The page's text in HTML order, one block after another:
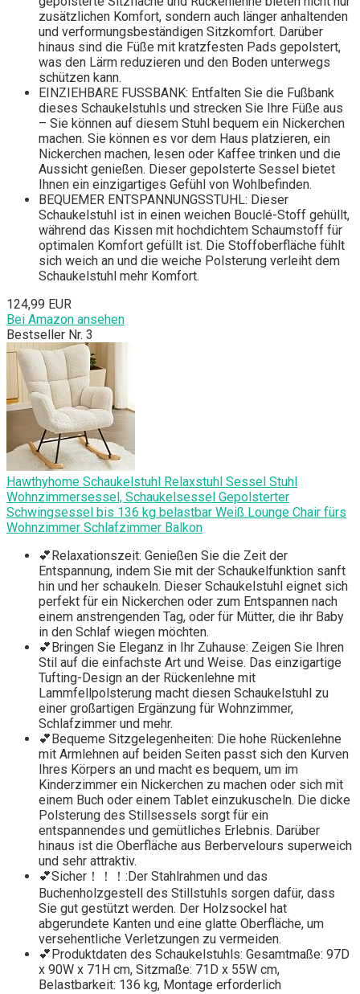
zusätzlichen Komfort, sondern auch länger anhaltenden
und verformungsbeständigen Sitzkomfort. Darüber
hinaus sind die Füße mit kratzfesten Pads gepolstert,
was den Lärm reduzieren und den Boden unterwegs
schützen kann.
EINZIEHBARE FUSSBANK: Entfalten Sie die Fußbank
dieses Schaukelstuhls und strecken Sie Ihre Füße aus
– Sie können auf diesem Stuhl bequem ein Nickerchen
machen. Sie können es vor dem Haus platzieren, ein
Nickerchen machen, lesen oder Kaffee trinken und die
Aussicht genießen. Dieser gepolsterte Sessel bietet
Ihnen ein einzigartiges Gefühl von Wohlbefinden.
BEQUEMER ENTSPANNUNGSSTUHL: Dieser
Schaukelstuhl ist in einen weichen Bouclé-Stoff gehüllt,
während das Kissen mit hochdichtem Schaumstoff für
optimalen Komfort gefüllt ist. Die Stoffoberfläche fühlt
sich weich an und die weiche Polsterung verleiht dem
Schaukelstuhl mehr Komfort.
124,99 EUR
Bei Amazon ansehen
Bestseller Nr. 3
Hawthyhome Schaukelstuhl Relaxstuhl Sessel Stuhl
Wohnzimmersessel, Schaukelsessel Gepolsterter
Schwingsessel bis 136 kg belastbar Weiß Lounge Chair fürs
Wohnzimmer Schlafzimmer Balkon
💕Relaxationszeit: Genießen Sie die Zeit der
Entspannung, indem Sie mit der Schaukelfunktion sanft
hin und her schaukeln. Dieser Schaukelstuhl eignet sich
perfekt für ein Nickerchen oder zum Entspannen nach
einem anstrengenden Tag, oder für Mütter, die ihr Baby
in den Schlaf wiegen möchten.
💕Bringen Sie Eleganz in Ihr Zuhause: Zeigen Sie Ihren
Stil auf die einfachste Art und Weise. Das einzigartige
Tufting-Design an der Rückenlehne mit
Lammfellpolsterung macht diesen Schaukelstuhl zu
einer großartigen Ergänzung für Wohnzimmer,
Schlafzimmer und mehr.
💕Bequeme Sitzgelegenheiten: Die hohe Rückenlehne
mit Armlehnen auf beiden Seiten passt sich den Kurven
Ihres Körpers an und macht es bequem, um im
Kinderzimmer ein Nickerchen zu machen oder sich mit
einem Buch oder einem Tablet einzukuscheln. Die dicke
Polsterung des Stillsessels sorgt für ein
entspannendes und gemütliches Erlebnis. Darüber
hinaus ist die Oberfläche aus Berbervelours superweich
und sehr attraktiv.
💕Sicher！！！:Der Stahlrahmen und das
Buchenholzgestell des Stillstuhls sorgen dafür, dass
Sie gut gestützt werden. Der Holzsockel hat
abgerundete Kanten und eine glatte Oberfläche, um
versehentliche Verletzungen zu vermeiden.
💕Produktdaten des Schaukelstuhls: Gesamtmaße: 97D
x 90W x 71H cm, Sitzmaße: 71D x 55W cm,
Belastbarkeit: 136 kg, Montage erforderlich